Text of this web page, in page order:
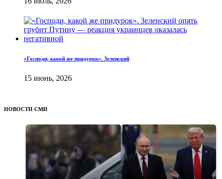
«Господи, какой же придурок». Зеленский
15 июнь, 2026
НОВОСТИ СМИ